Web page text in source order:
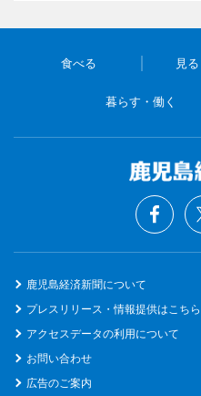
食べる 見
暮らす・働く
鹿児島経済新聞について
プレスリリース・情報提供はこち
アクセスデータの利用について
お問い合わせ
広告のご案内